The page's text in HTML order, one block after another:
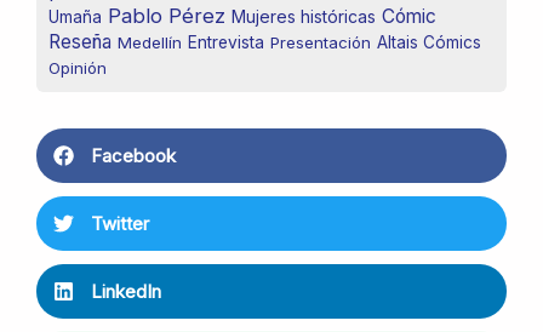
Umaña Pablo Pérez Mujeres históricas Cómic
Reseña Medellín Entrevista Presentación Altais Cómics
Opinión
Facebook
Twitter
LinkedIn